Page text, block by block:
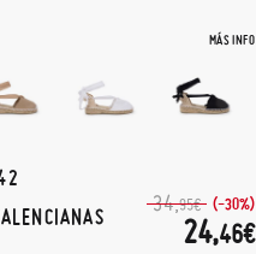
MÁS INFO
34,95€ (-30%)
24,46€